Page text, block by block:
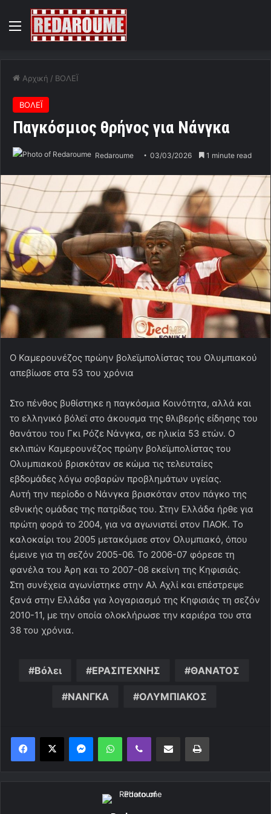
Menu
Αρχική / ΒΟΛΕΪ
ΒΟΛΕΪ
Παγκόσμιος θρήνος για Νάνγκα
Redaroume 03/03/2026 1 minute read
Ο Καμερουνέζος πρώην βολεϊμπολίστας του Ολυμπιακού
απεβίωσε στα 53 του χρόνια
Στο πένθος βυθίστηκε η παγκόσμια Κοινότητα, αλλά και
το ελληνικό βόλεϊ στο άκουσμα της θλιβερής είδησης του
θανάτου του Γκι Ρόζε Νάνγκα, σε ηλικία 53 ετών. Ο
εκλιπών Καμερουνέζος πρώην βολεϊμπολίστας του
Ολυμπιακού βρισκόταν σε κώμα τις τελευταίες
εβδομάδες λόγω σοβαρών προβλημάτων υγείας.
Αυτή την περίοδο ο Νάνγκα βρισκόταν στον πάγκο της
εθνικής ομάδας της πατρίδας του. Στην Ελλάδα ήρθε για
πρώτη φορά το 2004, για να αγωνιστεί στον ΠΑΟΚ. Το
καλοκαίρι του 2005 μετακόμισε στον Ολυμπιακό, όπου
έμεινε για τη σεζόν 2005-06. Το 2006-07 φόρεσε τη
φανέλα του Άρη και το 2007-08 εκείνη της Κηφισιάς.
Στη συνέχεια αγωνίστηκε στην Αλ Αχλί και επέστρεψε
ξανά στην Ελλάδα για λογαριασμό της Κηφισιάς τη σεζόν
2010-11, με την οποία ολοκλήρωσε την καριέρα του στα
38 του χρόνια.
Βόλει ΕΡΑΣΙΤΕΧΝΗΣ ΘΑΝΑΤΟΣ
ΝΑΝΓΚΑ ΟΛΥΜΠΙΑΚΟΣ
MessengerWhatsAppViber Κοινοποίηση μέσω ηλεκτρονικού ταχυδρομείουΕκτύπωση